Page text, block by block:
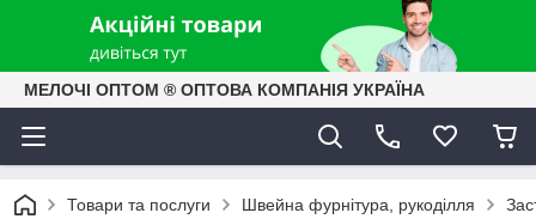
МЕЛОЧІ ОПТОМ ® ОПТОВА КОМПАНІЯ УКРАЇНА
Товари та послуги Швейна фурнітура, рукоділля